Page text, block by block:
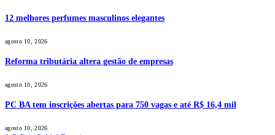
12 melhores perfumes masculinos elegantes
agosto 10, 2026
Reforma tributária altera gestão de empresas
agosto 10, 2026
PC BA tem inscrições abertas para 750 vagas e até R$ 16,4 mil
agosto 10, 2026